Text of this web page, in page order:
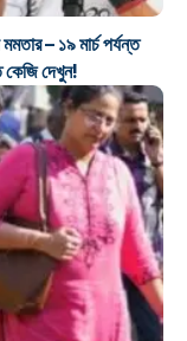
– ১৯ মার্চ পর্যন্ত
কেজি দেখুন!